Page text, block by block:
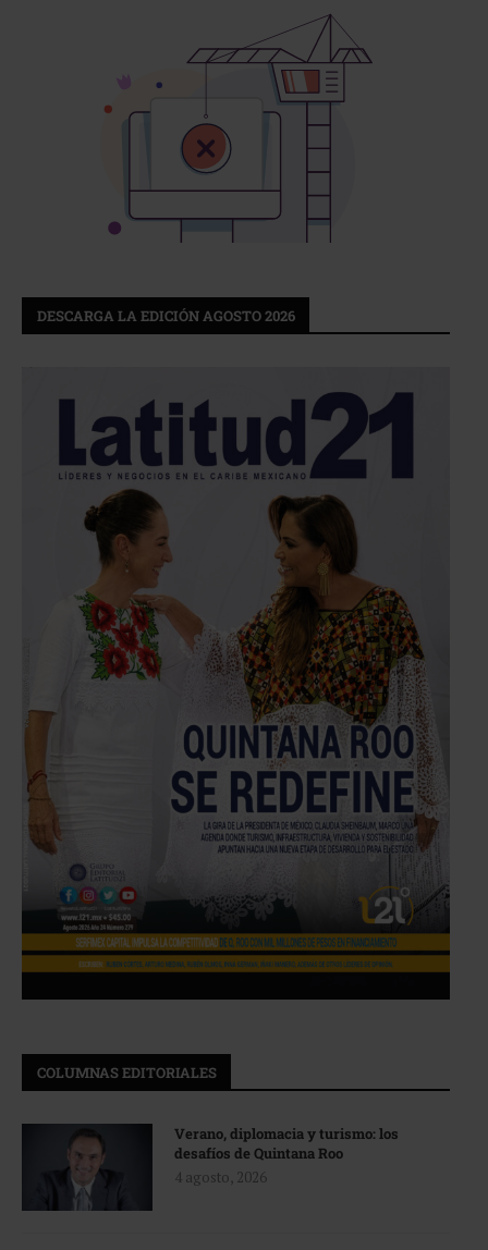
DESCARGA LA EDICIÓN AGOSTO 2026
COLUMNAS EDITORIALES
Verano, diplomacia y turismo: los
desafíos de Quintana Roo
4 agosto, 2026